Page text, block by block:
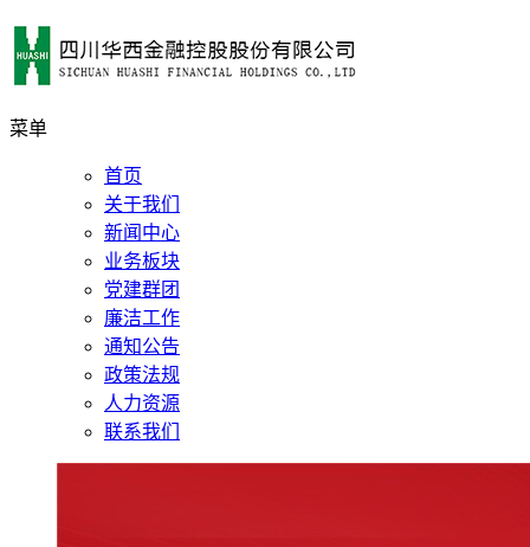
菜单
首页
关于我们
新闻中心
业务板块
党建群团
廉洁工作
通知公告
政策法规
人力资源
联系我们